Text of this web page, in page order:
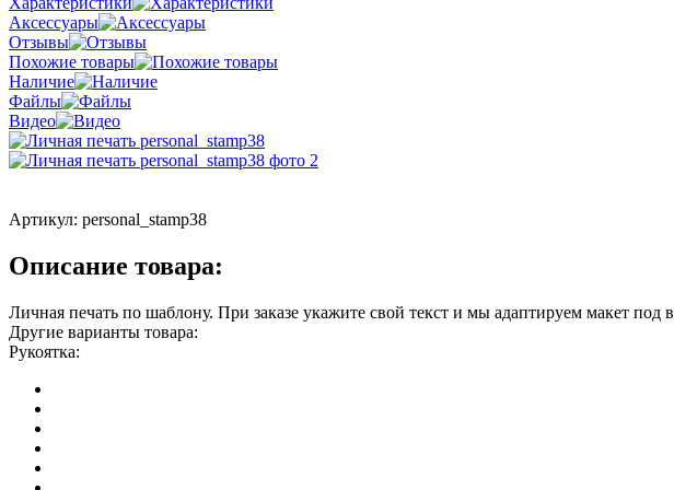
Аксессуары
Отзывы
Похожие товары
Наличие
Файлы
Видео
Артикул: personal_stamp38
Описание товара:
Личная печать по шаблону. При заказе укажите свой текст и мы адаптируем макет под
Другие варианты товара:
Рукоятка: